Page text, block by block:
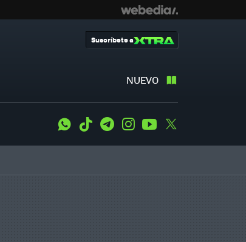
NUEVO
Suscríbete a
WhatsApp
Tiktok TelegramInstagramYoutube